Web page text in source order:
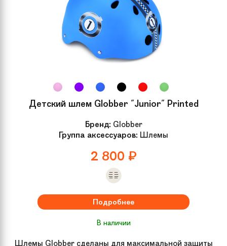
Детский шлем Globber "Junior" Printed
Бренд: Globber
Группа аксессуаров: Шлемы
2 800 ₽
Подробнее
В наличии
Шлемы Globber сделаны для максимальной защиты